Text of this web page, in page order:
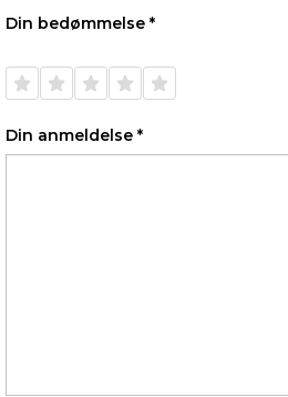
Din bedømmelse *
Din anmeldelse *